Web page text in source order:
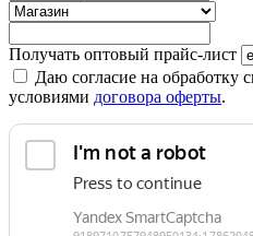
Получать оптовый прайс-лист
Даю согласие на обработку
условиями договора оферты.